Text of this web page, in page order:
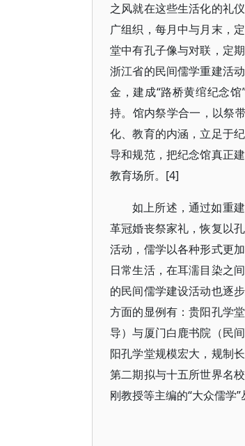
之风就在这些生活化的礼
广组织，每月中与月末，
堂中有孔子像与对联，定
浙江省的民间儒学重建活
金，建成“路桥黄绾纪念
持。馆内祭学合一，以祭
化、教育的内涵，立足于
导和规范，把纪念馆真正
教育场所。[4]
如上所述，通过如重
革冠婚丧祭家礼，恢复以
活动，儒学以各种形式更
日常生活，在耳濡目染之
的民间儒学建设活动也逐
方面的显例有：贵阳孔学
导）与厦门白鹿书院（民
阳孔学堂规模宏大，规制
第二期拟与十五所世界名
刚教授等主编的“大众儒学